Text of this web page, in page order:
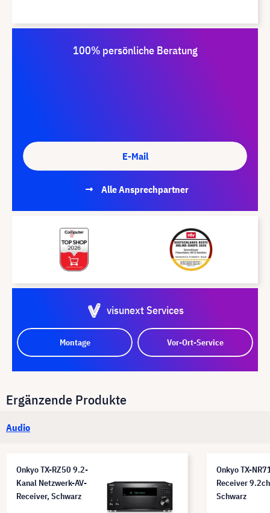
100% persönliche Beratung
E-Mail
Alle Ansprechpartner
visunext Services
Montage Vor-Ort-Service
Ergänzende Produkte
Audio
Onkyo TX-RZ50 9.2-
Kanal Netzwerk-AV-
Receiver, Schwarz
Onkyo TX-
Receiver
Schwarz